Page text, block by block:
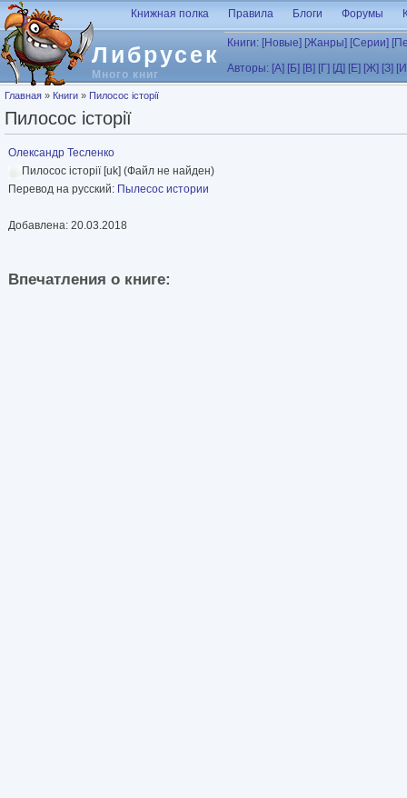
Перейти к основному содержанию
Либрусек
Много книг
Книжная полка Правила Блоги Форумы
Книги: [Новые] [Жанры] [Серии]
Авторы: [А] [Б] [В] [Г] [Д] [Е] [Ж] [З]
Вы здесь
Главная » Книги » Пилосос історії
Пилосос історії
Олександр Тесленко
Пилосос історії [uk] (Файл не найден)
Перевод на русский: Пылесос истории
Добавлена: 20.03.2018
Впечатления о книге: